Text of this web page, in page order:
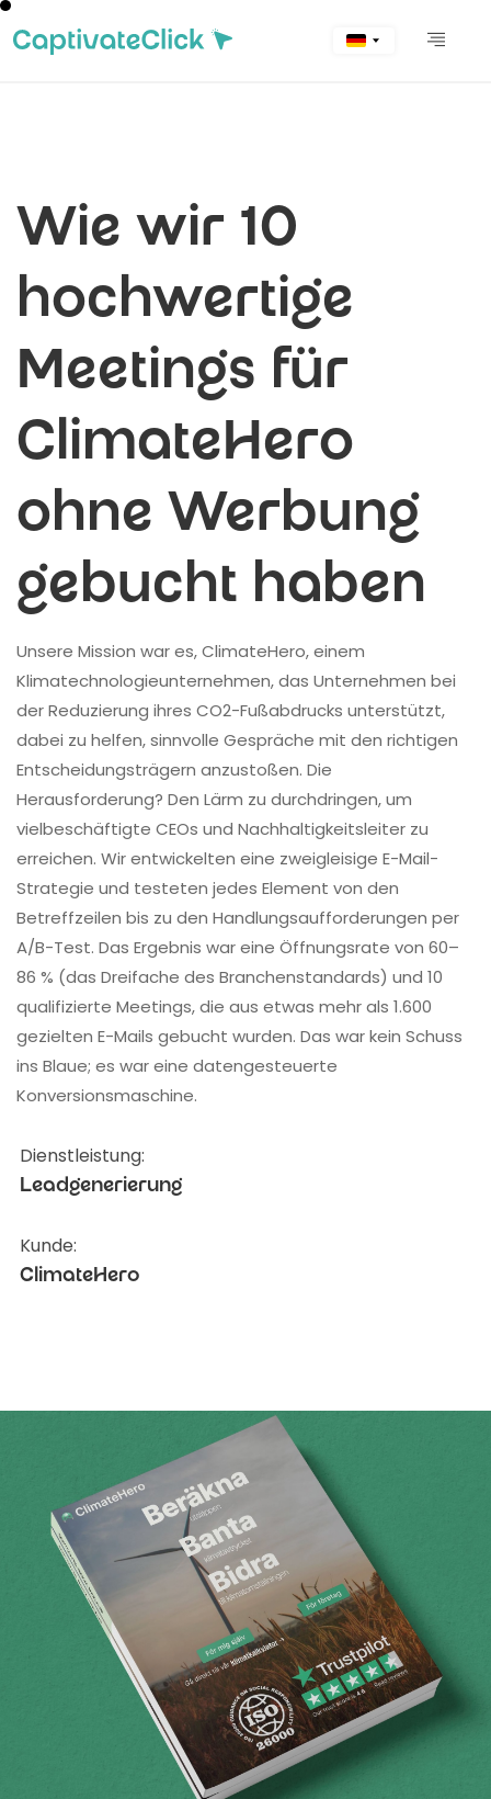
Wie wir 10
hochwertige
Meetings für
ClimateHero
ohne Werbung
gebucht haben
Unsere Mission war es, ClimateHero, einem
Klimatechnologieunternehmen, das Unternehmen bei
der Reduzierung ihres CO2-Fußabdrucks unterstützt,
dabei zu helfen, sinnvolle Gespräche mit den richtigen
Entscheidungsträgern anzustoßen. Die
Herausforderung? Den Lärm zu durchdringen, um
vielbeschäftigte CEOs und Nachhaltigkeitsleiter zu
erreichen. Wir entwickelten eine zweigleisige E-Mail-
Strategie und testeten jedes Element von den
Betreffzeilen bis zu den Handlungsaufforderungen per
A/B-Test. Das Ergebnis war eine Öffnungsrate von 60–
86 % (das Dreifache des Branchenstandards) und 10
qualifizierte Meetings, die aus etwas mehr als 1.600
gezielten E-Mails gebucht wurden. Das war kein Schuss
ins Blaue; es war eine datengesteuerte
Konversionsmaschine.
Dienstleistung:
Leadgenerierung
Kunde:
ClimateHero